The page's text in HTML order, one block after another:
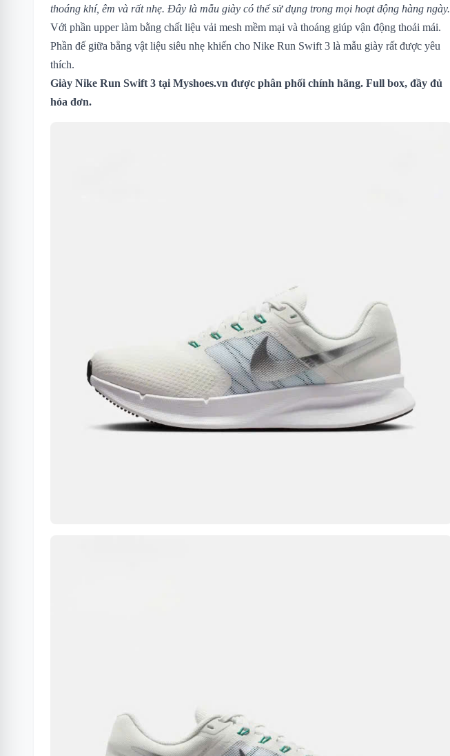
thoáng khí, êm và rất nhẹ. Đây là mẫu giày có thể sử dụng trong mọi hoạt động hàng ngày.
Với phần upper làm bằng chất liệu vải mesh mềm mại và thoáng giúp vận động thoải mái.
Phần đế giữa bằng vật liệu siêu nhẹ khiến cho Nike Run Swift 3 là mẫu giày rất được yêu
thích.
Giày Nike Run Swift 3 tại Myshoes.vn được phân phối chính hãng. Full box, đầy đủ
hóa đơn.